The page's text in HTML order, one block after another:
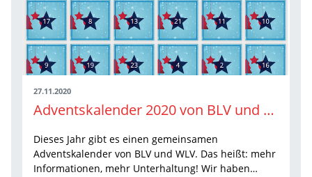
27.11.2020
Adventskalender 2020 von BLV und WLV
Dieses Jahr gibt es einen gemeinsamen
Adventskalender von BLV und WLV. Das heißt: mehr
Informationen, mehr Unterhaltung! Wir haben…